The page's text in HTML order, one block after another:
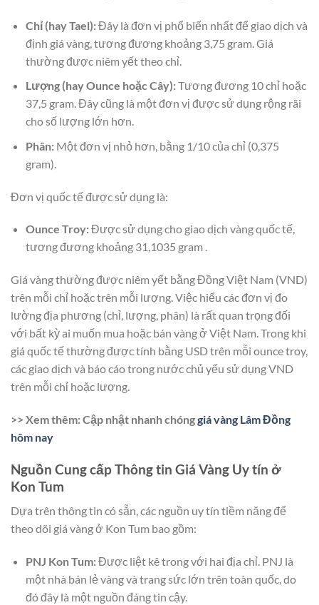
Chỉ (hay Tael):Đây là đơn vị phổ biến nhất để giao dịch và
định giá vàng, tương đương khoảng 3,75 gram. Giá
thường được niêm yết theo chỉ.
Lượng (hay Ounce hoặc Cây):Tương đương 10 chỉ hoặc
37,5 gram. Đây cũng là một đơn vị được sử dụng rộng rãi
cho số lượng lớn hơn.
Phân:Một đơn vị nhỏ hơn, bằng 1/10 của chỉ (0,375
gram).
Đơn vị quốc tế được sử dụng là:
Ounce Troy:Được sử dụng cho giao dịch vàng quốc tế,
tương đương khoảng 31,1035 gram .
Giá vàng thường được niêm yết bằng Đồng Việt Nam (VND)
trên mỗi chỉ hoặc trên mỗi lượng. Việc hiểu các đơn vị đo
lường địa phương (chỉ, lượng, phân) là rất quan trọng đối
với bất kỳ ai muốn mua hoặc bán vàng ở Việt Nam. Trong khi
giá quốc tế thường được tính bằng USD trên mỗi ounce troy,
các giao dịch và báo cáo trong nước chủ yếu sử dụng VND
trên mỗi chỉ hoặc lượng.
>> Xem thêm: Cập nhật nhanh chónggiá vàng Lâm Đồng
hôm nay
Nguồn Cung cấp Thông tin Giá Vàng Uy tín ở
Kon Tum
Dựa trên thông tin có sẵn, các nguồn uy tín tiềm năng để
theo dõi giá vàng ở Kon Tum bao gồm:
PNJ Kon Tum:Được liệt kê trong với hai địa chỉ. PNJ là
một nhà bán lẻ vàng và trang sức lớn trên toàn quốc, do
đó đây là một nguồn đáng tin cậy.